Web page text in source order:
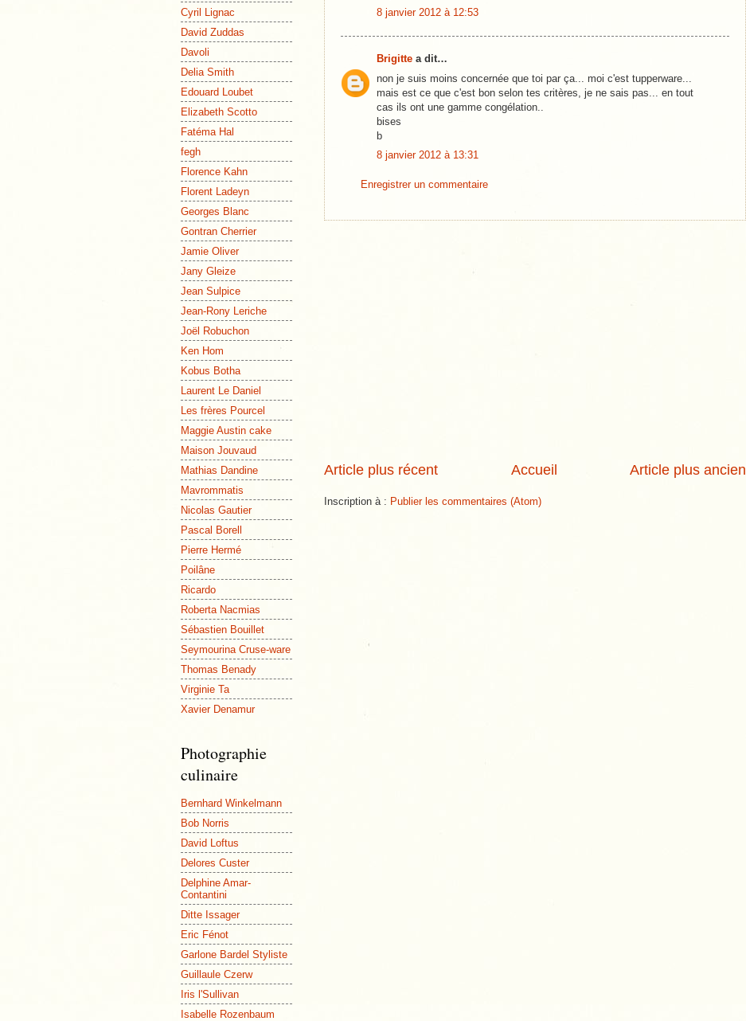
8 janvier 2012 à 12:53
Brigitte a dit…
non je suis moins concernée que toi par ça... moi c'est tupperware...
mais est ce que c'est bon selon tes critères, je ne sais pas... en tout
cas ils ont une gamme congélation..
bises
b
8 janvier 2012 à 13:31
Enregistrer un commentaire
Article plus récent Article plus ancien
Accueil
Inscription à : Publier les commentaires (Atom)
Cyril Lignac
David Zuddas
Davoli
Delia Smith
Edouard Loubet
Elizabeth Scotto
Fatéma Hal
fegh
Florence Kahn
Florent Ladeyn
Georges Blanc
Gontran Cherrier
Jamie Oliver
Jany Gleize
Jean Sulpice
Jean-Rony Leriche
Joël Robuchon
Ken Hom
Kobus Botha
Laurent Le Daniel
Les frères Pourcel
Maggie Austin cake
Maison Jouvaud
Mathias Dandine
Mavrommatis
Nicolas Gautier
Pascal Borell
Pierre Hermé
Poilâne
Ricardo
Roberta Nacmias
Sébastien Bouillet
Seymourina Cruse-ware
Thomas Benady
Virginie Ta
Xavier Denamur
Photographie
culinaire
Bernhard Winkelmann
Bob Norris
David Loftus
Delores Custer
Delphine Amar-
Contantini
Ditte Issager
Eric Fénot
Garlone Bardel Styliste
Guillaule Czerw
Iris l'Sullivan
Isabelle Rozenbaum